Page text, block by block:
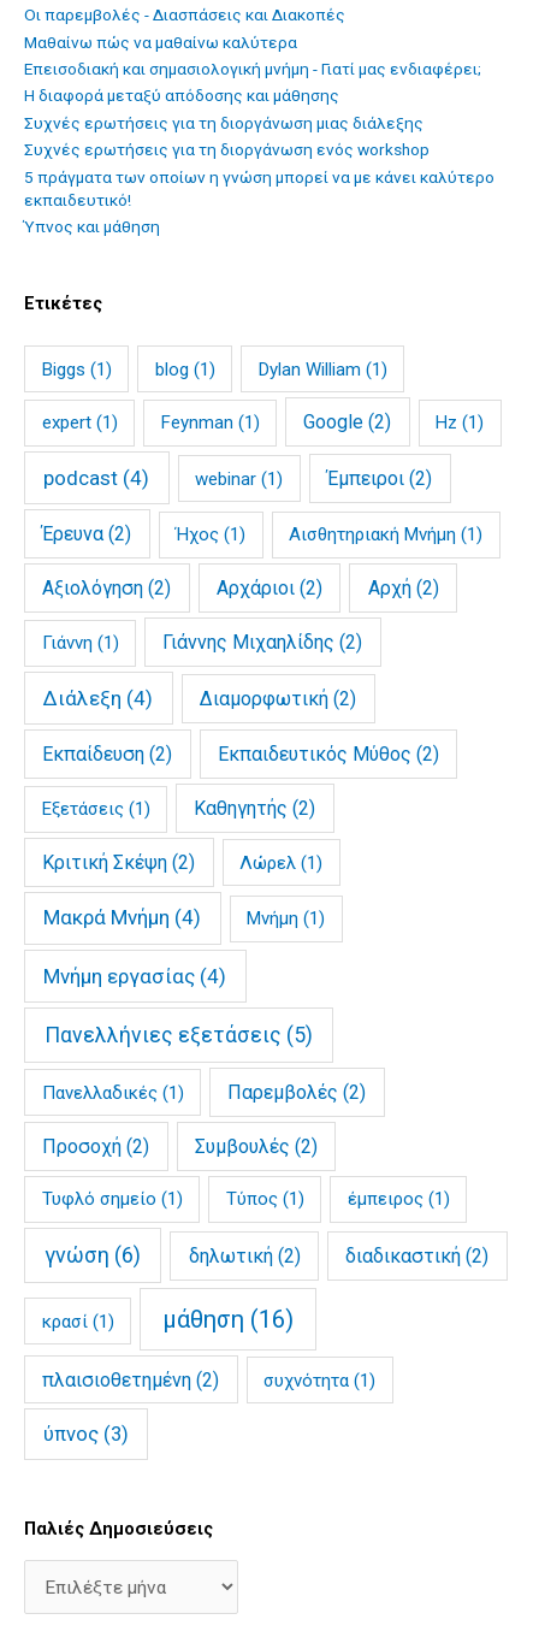
Οι παρεμβολές - Διασπάσεις και Διακοπές
Mαθαίνω πώς να μαθαίνω καλύτερα
Επεισοδιακή και σημασιολογική μνήμη - Γιατί μας ενδιαφέρει;
Η διαφορά μεταξύ απόδοσης και μάθησης
Συχνές ερωτήσεις για τη διοργάνωση μιας διάλεξης
Συχνές ερωτήσεις για τη διοργάνωση ενός workshop
5 πράγματα των οποίων η γνώση μπορεί να με κάνει καλύτερο
εκπαιδευτικό!
Ύπνος και μάθηση
Ετικέτες
Biggs (1) blog (1) Dylan William (1)
expert(1) Feynman (1) Google (2) Hz (1)
podcast (4) webinar (1) Έμπειροι (2)
Έρευνα(2) Ήχος (1) Αισθητηριακή Μνήμη (1)
Αξιολόγηση (2) Αρχάριοι (2) Αρχή(2)
Γιάννη (1) Γιάννης Μιχαηλίδης (2)
Διάλεξη (4) Διαμορφωτική (2)
Εκπαίδευση (2) Εκπαιδευτικός Μύθος (2)
Εξετάσεις(1) Καθηγητής (2)
Κριτική Σκέψη (2) Λώρελ (1)
Μακρά Μνήμη (4) Μνήμη (1)
Μνήμη εργασίας (4)
Πανελλήνιες εξετάσεις (5)
Πανελλαδικές(1) Παρεμβολές (2)
Προσοχή (2) Συμβουλές (2)
Τυφλό σημείο (1) Τύπος(1) έμπειρος(1)
γνώση (6) δηλωτική(2) διαδικαστική (2)
κρασί (1) μάθηση (16)
πλαισιοθετημένη (2) συχνότητα (1)
ύπνος(3)
Παλιές Δημοσιεύσεις